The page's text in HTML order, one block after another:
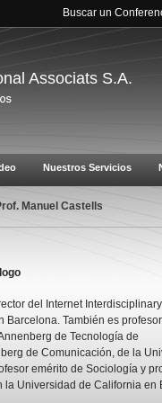
Buscar un
Associats S.A.
Nuestros Servicios
Manuel Castells
del Internet
Barcelona. También es profesor
de Tecnología de
de Comunicación, de la
emérito de Sociología y
Universidad de California en